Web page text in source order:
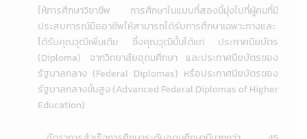
ให้การศึกษาวิชาชีพ การศึกษาในแบบที่สองนี้มุ่งไปที่ผู้คนที่มี
ประสบการณ์มืออาชีพให้สามารถได้รับการศึกษาเฉพาะทางและ
ได้รับคุณวุฒิเพิ่มเติม ซึ่งคุณวุฒินั้นได้แก่ ประกาศนียบัตร
(Diploma) จากวิทยาลัยอุดมศึกษา และประกาศนียบัตรของ
รัฐบาลกลาง (Federal Diplomas) หรือประกาศนียบัตรของ
รัฐบาลกลางขั้นสูง (Advanced Federal Diplomas of Higher
Education)